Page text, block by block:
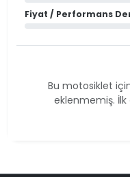
Fiyat / Performans
Bu motosiklet
eklenmemiş. İlk